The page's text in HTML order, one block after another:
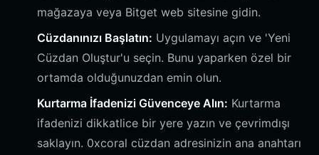
mağazaya veya Bitget web sitesine gidin.
Cüzdanınızı Başlatın: Uygulamayı açın ve 'Yeni
Cüzdan Oluştur'u seçin. Bunu yaparken özel bir
ortamda olduğunuzdan emin olun.
Kurtarma İfadenizi Güvenceye Alın: Kurtarma
ifadenizi dikkatlice bir yere yazın ve çevrimdışı
saklayın. 0xcoral cüzdan adresinizin ana anahtarı